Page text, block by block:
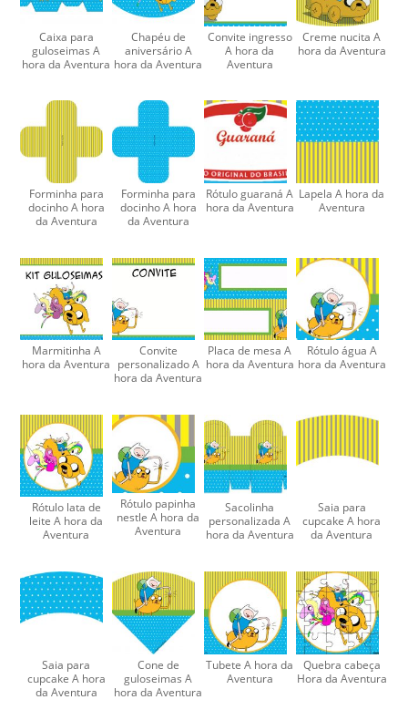
Caixa para
guloseimas A
hora da Aventura
Chapéu de
aniversário A
hora da Aventura
Convite ingresso
A hora da
Aventura
Creme nucita A
hora da Aventura
Forminha para
docinho A hora
da Aventura
Forminha para
docinho A hora
da Aventura
Rótulo guaraná A
hora da Aventura
Lapela A hora da
Aventura
Marmitinha A
hora da Aventura
Convite
personalizado A
hora da Aventura
Placa de mesa A
hora da Aventura
Rótulo água A
hora da Aventura
Rótulo lata de
leite A hora da
Aventura
Rótulo papinha
nestle A hora da
Aventura
Sacolinha
personalizada A
hora da Aventura
Saia para
cupcake A hora
da Aventura
Saia para
cupcake A hora
da Aventura
Cone de
guloseimas A
hora da Aventura
Tubete A hora da
Aventura
Quebra cabeça
Hora da Aventura